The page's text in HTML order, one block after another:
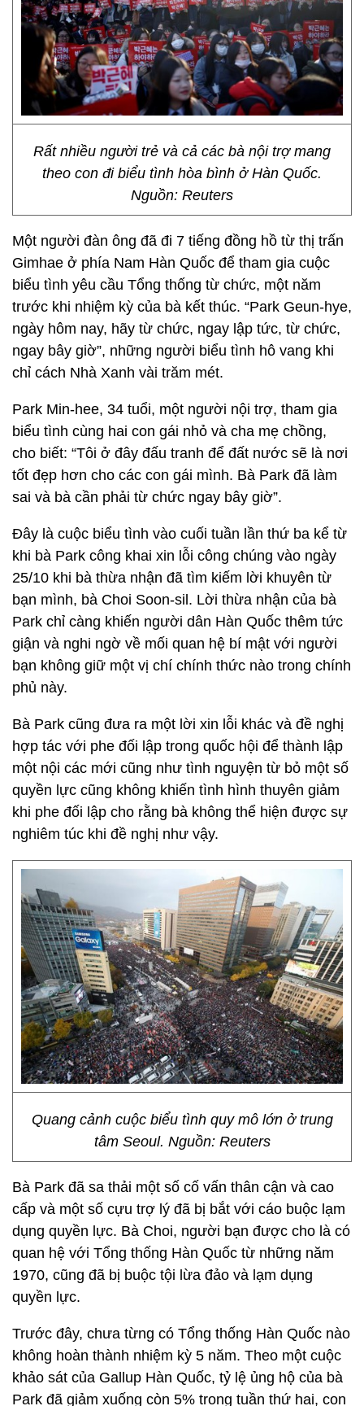
Rất nhiều người trẻ và cả các bà nội trợ mang
theo con đi biểu tình hòa bình ở Hàn Quốc.
Nguồn: Reuters
Một người đàn ông đã đi 7 tiếng đồng hồ từ thị trấn
Gimhae ở phía Nam Hàn Quốc để tham gia cuộc
biểu tình yêu cầu Tổng thống từ chức, một năm
trước khi nhiệm kỳ của bà kết thúc. “Park Geun-hye,
ngày hôm nay, hãy từ chức, ngay lập tức, từ chức,
ngay bây giờ”, những người biểu tình hô vang khi
chỉ cách Nhà Xanh vài trăm mét.
Park Min-hee, 34 tuổi, một người nội trợ, tham gia
biểu tình cùng hai con gái nhỏ và cha mẹ chồng,
cho biết: “Tôi ở đây đấu tranh để đất nước sẽ là nơi
tốt đẹp hơn cho các con gái mình. Bà Park đã làm
sai và bà cần phải từ chức ngay bây giờ”.
Đây là cuộc biểu tình vào cuối tuần lần thứ ba kể từ
khi bà Park công khai xin lỗi công chúng vào ngày
25/10 khi bà thừa nhận đã tìm kiếm lời khuyên từ
bạn mình, bà Choi Soon-sil. Lời thừa nhận của bà
Park chỉ càng khiến người dân Hàn Quốc thêm tức
giận và nghi ngờ về mối quan hệ bí mật với người
bạn không giữ một vị chí chính thức nào trong chính
phủ này.
Bà Park cũng đưa ra một lời xin lỗi khác và đề nghị
hợp tác với phe đối lập trong quốc hội để thành lập
một nội các mới cũng như tình nguyện từ bỏ một số
quyền lực cũng không khiến tình hình thuyên giảm
khi phe đối lập cho rằng bà không thể hiện được sự
nghiêm túc khi đề nghị như vậy.
Quang cảnh cuộc biểu tình quy mô lớn ở trung
tâm Seoul. Nguồn: Reuters
Bà Park đã sa thải một số cố vấn thân cận và cao
cấp và một số cựu trợ lý đã bị bắt với cáo buộc lạm
dụng quyền lực. Bà Choi, người bạn được cho là có
quan hệ với Tổng thống Hàn Quốc từ những năm
1970, cũng đã bị buộc tội lừa đảo và lạm dụng
quyền lực.
Trước đây, chưa từng có Tổng thống Hàn Quốc nào
không hoàn thành nhiệm kỳ 5 năm. Theo một cuộc
khảo sát của Gallup Hàn Quốc, tỷ lệ ủng hộ của bà
Park đã giảm xuống còn 5% trong tuần thứ hai, con